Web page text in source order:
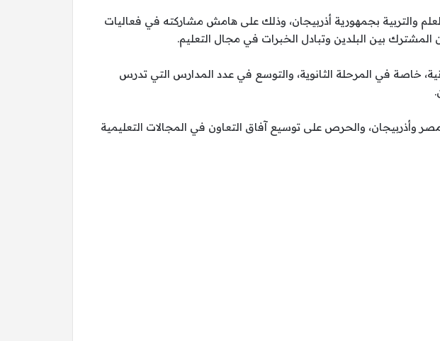
والتربية بجمهورية أذربيجان، وذلك على هامش مشاركته في فعاليات
المشترك بين البلدين وتبادل الخبرات في مجال التعليم.
خاصة في المرحلة الثانوية، والتوسع في عدد المدارس التي تدرس
وأذربيجان، والحرص على توسيع آفاق التعاون في المجالات التعليمية